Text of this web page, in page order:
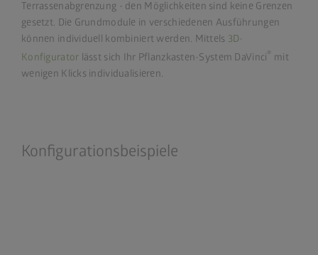
Terrassenabgrenzung - den Möglichkeiten sind keine Grenzen
gesetzt. Die Grundmodule in verschiedenen Ausführungen
können individuell kombiniert werden. Mittels 3D-
Konfigurator lässt sich Ihr Pflanzkasten-System DaVinci ® mit
wenigen Klicks individualisieren.
Konfigurationsbeispiele